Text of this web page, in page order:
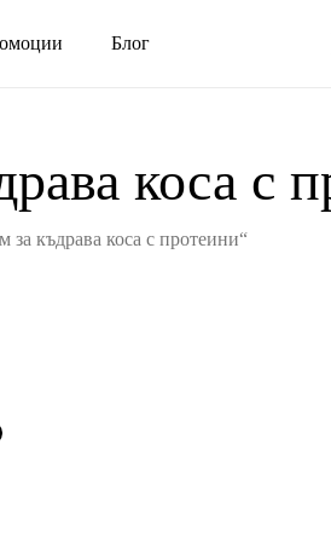
Блог
коса с
за къдрава коса с протеини“